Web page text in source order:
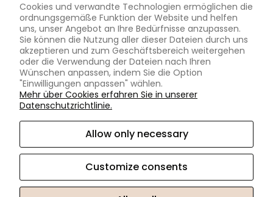
Blog
Zertifizierte Steine
Kostenlose Größenkorrektur
Ewige Garantie
Gravieren
Ringgrößentabelle
Mo-Fr von 10.00 bis 17.00 Uhr
kontakt@moissanite.de
Cookies und verwandte Technologien ermöglichen die
ordnungsgemäße Funktion der Website und helfen
uns, unser Angebot an Ihre Bedürfnisse anzupassen.
Sie können die Nutzung aller dieser Dateien durch uns
akzeptieren und zum Geschäftsbereich weitergehen
oder die Verwendung der Dateien nach Ihren
Wünschen anpassen, indem Sie die Option
"Einwilligungen anpassen" wählen.
Mehr über Cookies erfahren Sie in unserer
Datenschutzrichtlinie.
Allow only necessary
Customize consents